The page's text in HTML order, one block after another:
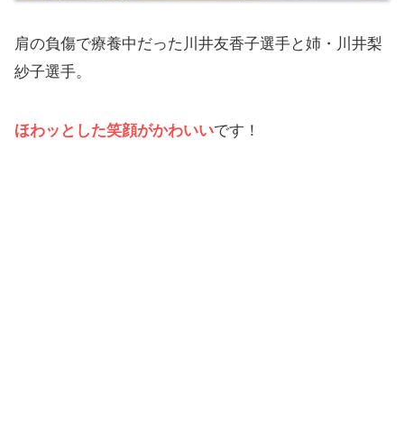
肩の負傷で療養中だった川井友香子選手と姉・川井梨
紗子選手。
ほわッとした笑顔がかわいいです！